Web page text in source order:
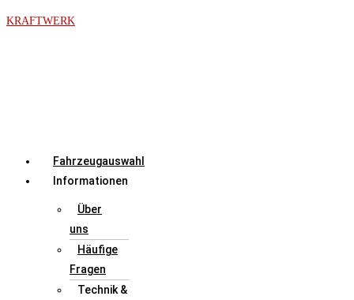
Zum
KRAFTWERK
Menü
Fahrzeugauswahl
Informationen
Über
uns
Häufige
Fragen
Technik &